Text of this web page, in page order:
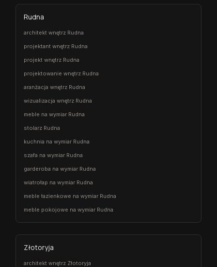
Rudna
architekt wnętrz Rudna
projektant wnętrz Rudna
projekt wnętrz Rudna
projektowanie wnętrz Rudna
aranżacja wnętrz Rudna
wizualizacja wnętrz Rudna
meble na wymiar Rudna
stolarz Rudna
kuchnia na wymiar Rudna
szafa na wymiar Rudna
garderoba na wymiar Rudna
wiatrołap na wymiar Rudna
meble łazienkowe na wymiar Rudna
meble pokojowe na wymiar Rudna
Złotoryja
architekt wnętrz Złotoryja